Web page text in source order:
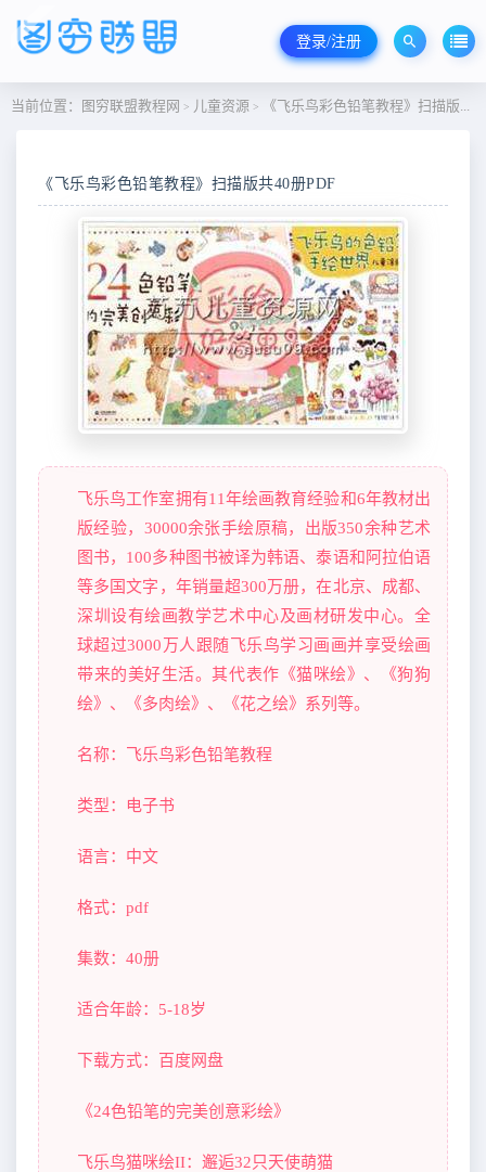
登录/注册
当前位置： 图穷联盟教程网 > 儿童资源 > 《飞乐鸟彩色铅笔教程》扫描版共40册PDF
《飞乐鸟彩色铅笔教程》扫描版共40册PDF
飞乐鸟工作室拥有11年绘画教育经验和6年教材出
版经验，30000余张手绘原稿，出版350余种艺术
图书，100多种图书被译为韩语、泰语和阿拉伯语
等多国文字，年销量超300万册，在北京、成都、
深圳设有绘画教学艺术中心及画材研发中心。全
球超过3000万人跟随飞乐鸟学习画画并享受绘画
带来的美好生活。其代表作《猫咪绘》、《狗狗
绘》、《多肉绘》、《花之绘》系列等。
名称：飞乐鸟彩色铅笔教程
类型：电子书
语言：中文
格式：pdf
集数：40册
适合年龄：5-18岁
下载方式：百度网盘
《24色铅笔的完美创意彩绘》
飞乐鸟猫咪绘II：邂逅32只天使萌猫